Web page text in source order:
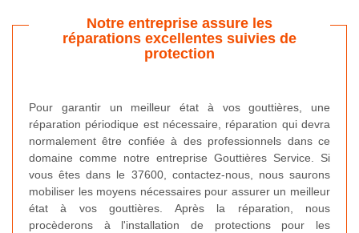
Notre entreprise assure les
réparations excellentes suivies de
protection
Pour garantir un meilleur état à vos gouttières, une
réparation périodique est nécessaire, réparation qui devra
normalement être confiée à des professionnels dans ce
domaine comme notre entreprise Gouttières Service. Si
vous êtes dans le 37600, contactez-nous, nous saurons
mobiliser les moyens nécessaires pour assurer un meilleur
état à vos gouttières. Après la réparation, nous
procèderons à l'installation de protections pour les